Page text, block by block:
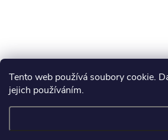
Tento web používá soubory cookie.
jejich používáním.